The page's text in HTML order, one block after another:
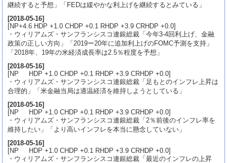
継続すると予想」「FEDは緩やかな利上げを継続するとみている」
[2018-05-16]
[NP+4.6 HDP +1.0 CHDP +0.1 RHDP +3.9 CRHDP +0.0]
・ウィリアムズ・サンフランシスコ連銀総裁「今年3-4回利上げ、金融
政策の正しい方向」「2019ー20年に追加利上げのFOMC予測を支持」
「2018年、19年の米経済成長率は2.5％程度を予想」
[2018-05-16]
[NP HDP +1.0 CHDP +0.1 RHDP +3.9 CRHDP +0.0]
・ウィリアムズ・サンフランシスコ連銀総裁「足もとのインフレ上昇は
合理的」「米金融当局は適温経済を維持しようとしている」
[2018-05-16]
[NP HDP +1.0 CHDP +0.1 RHDP +3.9 CRHDP +0.0]
・ウィリアムズ・サンフランシスコ連銀総裁「2％前後のインフレ率を
維持したい」「より高いインフレを本当に懸念していない」
[2018-05-16]
[NP HDP +1.0 CHDP +0.1 RHDP +3.9 CRHDP +0.0]
・ウィリアムズ・サンフランシスコ連銀総裁「最近のインフレの上昇